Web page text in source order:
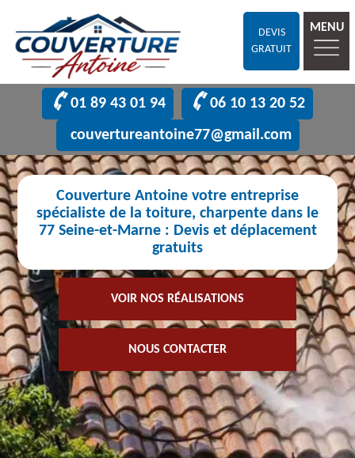
DEVIS
GRATUIT
MENU
01 89 43 01 94
06 10 13 20 52
couvertureantoine77@gmail.com
Couverture Antoine votre entreprise
spécialiste de la toiture, charpente dans le
77 Seine-et-Marne : Devis et déplacement
gratuits
VOIR NOS RÉALISATIONS
NOUS CONTACTER